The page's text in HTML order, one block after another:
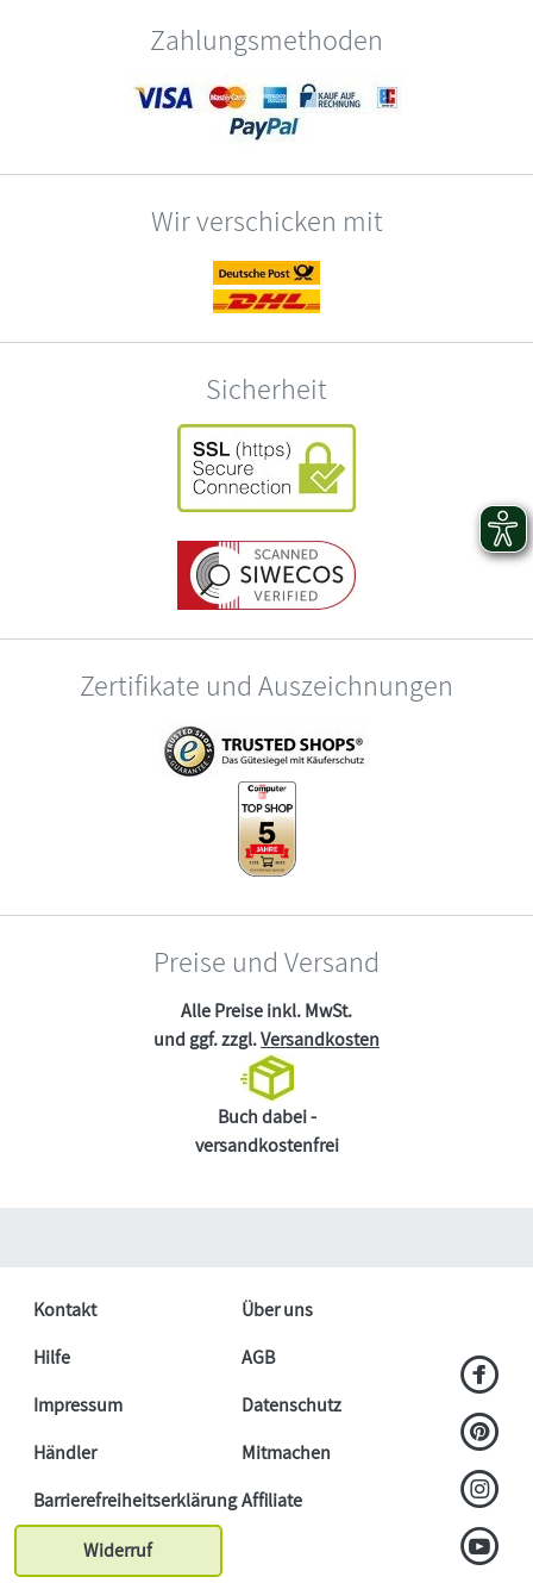
Zahlungsmethoden
Wir verschicken mit
Sicherheit
Zertifikate und Auszeichnungen
Preise und Versand
Alle Preise inkl. MwSt.
und ggf. zzgl.Versandkosten
Buch dabei -
versandkostenfrei
Kontakt
Über uns
Hilfe
AGB
Impressum
Datenschutz
Händler
Mitmachen
BarrierefreiheitserklärungAffiliate
Widerruf